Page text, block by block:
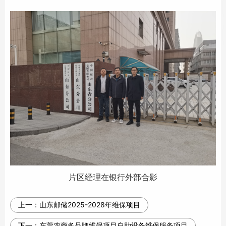
片区经理在银行外部合影
上一： 山东邮储2025-2028年维保项目